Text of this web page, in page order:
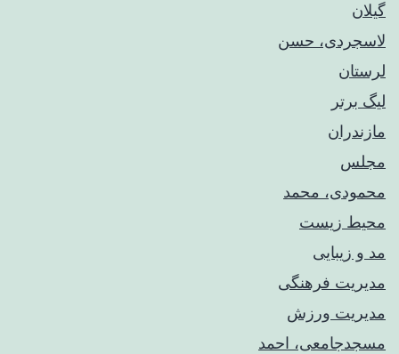
گیلان
لاسجردی، حسن
لرستان
لیگ برتر
مازندران
مجلس
محمودی، محمد
محیط زیست
مد و زیبایی
مدیریت فرهنگی
مدیریت ورزش
مسجدجامعی، احمد